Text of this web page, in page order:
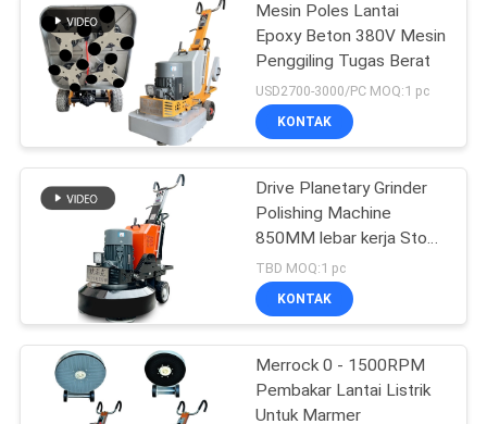
Mesin Poles Lantai
Epoxy Beton 380V Mesin
Penggiling Tugas Berat
USD2700-3000/PC MOQ:1 pc
KONTAK
Drive Planetary Grinder
Polishing Machine
850MM lebar kerja Stone
Polisher
TBD MOQ:1 pc
KONTAK
Merrock 0 - 1500RPM
Pembakar Lantai Listrik
Untuk Marmer